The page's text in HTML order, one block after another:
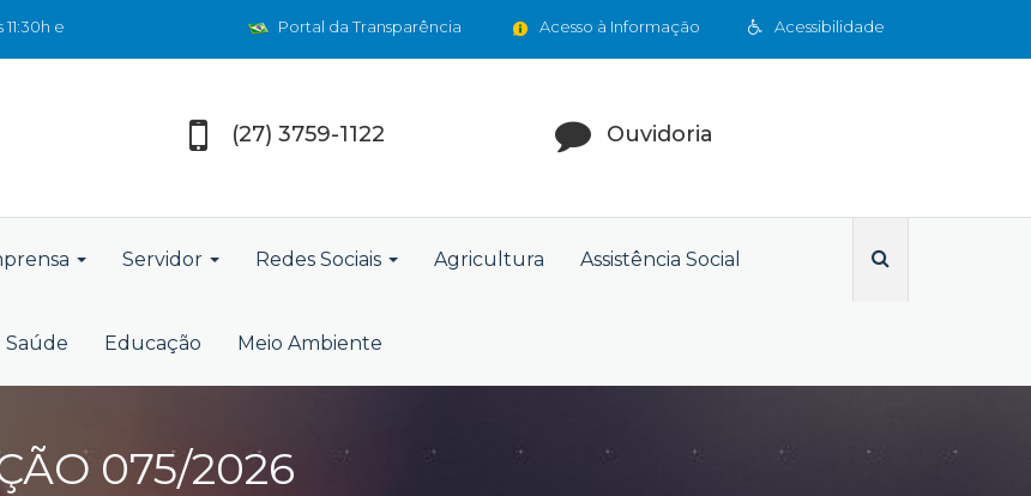
e
Acessibilidade
Acesso à Informação
Portal da Transparência
(27) 3759-1122 Ouvidoria
Servidor Redes Sociais Agricultura Assistência Social
Saúde Educação Meio Ambiente
075/2026